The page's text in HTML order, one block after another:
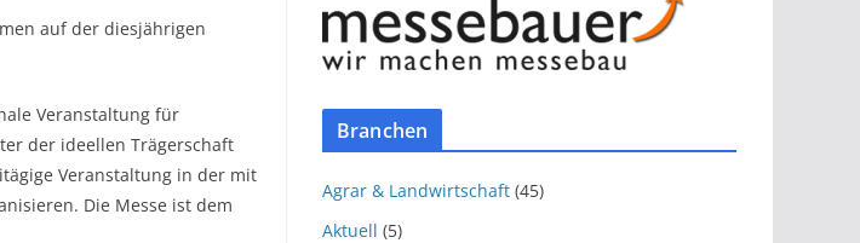
auf der diesjährigen
Veranstaltung für
der ideellen Trägerschaft
Veranstaltung in der mit
Die Messe ist dem
Branchen
Agrar & Landwirtschaft (45)
Aktuell (5)